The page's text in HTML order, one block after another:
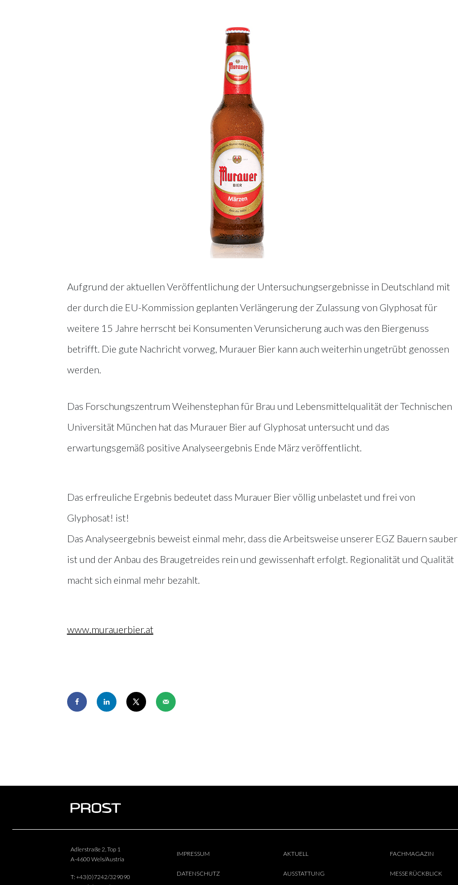
Aufgrund der aktuellen Veröffentlichung der Untersuchungsergebnisse in Deutschland mit
der durch die EU-Kommission geplanten Verlängerung der Zulassung von Glyphosat für
weitere 15 Jahre herrscht bei Konsumenten Verunsicherung auch was den Biergenuss
betrifft. Die gute Nachricht vorweg, Murauer Bier kann auch weiterhin ungetrübt genossen
werden.
Das Forschungszentrum Weihenstephan für Brau und Lebensmittelqualität der Technischen
Universität München hat das Murauer Bier auf Glyphosat untersucht und das
erwartungsgemäß positive Analyseergebnis Ende März veröffentlicht.
Das erfreuliche Ergebnis bedeutet dass Murauer Bier völlig unbelastet und frei von
Glyphosat! ist!
Das Analyseergebnis beweist einmal mehr, dass die Arbeitsweise unserer EGZ Bauern sauber
ist und der Anbau des Braugetreides rein und gewissenhaft erfolgt. Regionalität und Qualität
macht sich einmal mehr bezahlt.
www.murauerbier.at
Adlerstraße 2, Top 1
A-4600 Wels/Austria
T: +43(0)7242/329090
IMPRESSUM
DATENSCHUTZ
AKTUELL
AUSSTATTUNG
FACHMAGAZIN
MESSE RÜCKBLICK